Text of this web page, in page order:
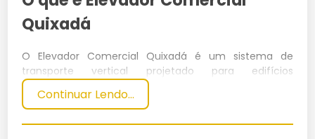
Quixadá
O Elevador Comercial Quixadá é um sistema de
transporte vertical projetado para edifícios
comerciais, proporcionando eficiência e segurança no
deslocamento de pessoas e cargas. Fabricado com
otimizar o fluxo em ambientes corporativos.
Continuar Lendo...